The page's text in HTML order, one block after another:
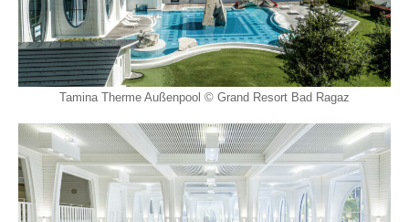
Tamina Therme Außenpool © Grand Resort Bad Ragaz